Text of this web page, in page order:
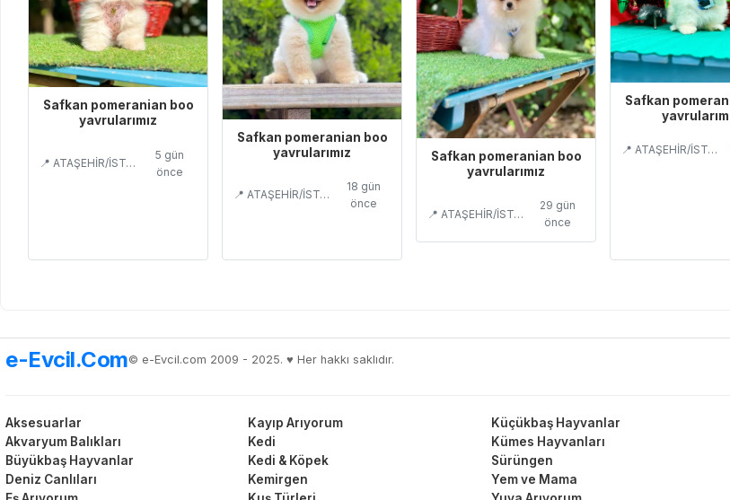
Safkan pomeranian boo
yavrularımız
📍 ATAŞEHİR/İSTANBUL
5 gün
önce
Safkan pomeranian boo
yavrularımız
📍 ATAŞEHİR/İSTANBUL
18 gün
önce
Safkan pomeranian boo
yavrularımız
📍 ATAŞEHİR/İSTANBUL
29 gün
önce
Safkan
📍 ATAŞEHİR/İSTANBUL
e-Evcil.Com© e-Evcil.com 2009 - 2025. ♥️ Her hakkı saklıdır.
Aksesuarlar
Akvaryum Balıkları
Büyükbaş Hayvanlar
Deniz Canlıları
Kayıp Arıyorum
Kedi
Kedi & Köpek
Kemirgen
Küçükbaş Hayvanlar
Kümes Hayvanları
Sürüngen
Yem ve Mama